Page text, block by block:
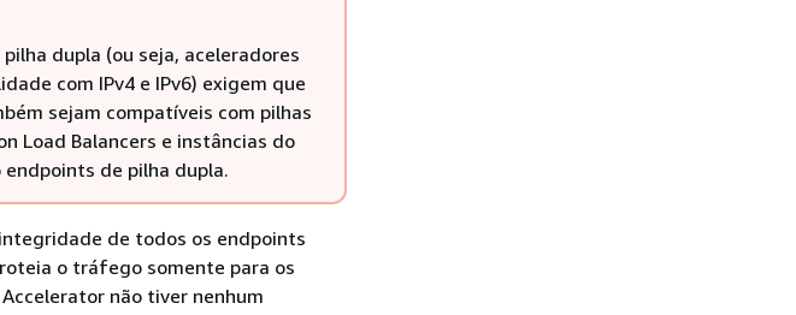
dupla (ou seja, aceleradores
com IPv4 e IPv6) exigem que
sejam compatíveis com pilhas
Load Balancers e instâncias do
endpoints de pilha dupla.
de todos os endpoints
o tráfego somente para os
não tiver nenhum